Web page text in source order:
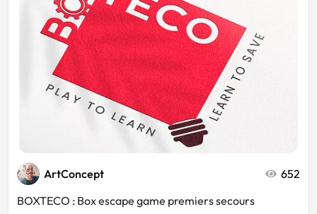
ArtConcept
652
BOXTECO : Box escape game premiers secours